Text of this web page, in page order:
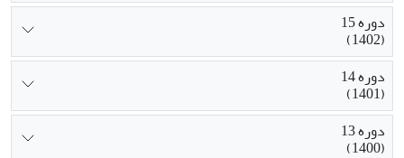
دوره 15
(1402)
دوره 14
(1401)
دوره 13
(1400)